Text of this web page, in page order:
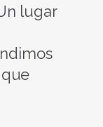
lugar